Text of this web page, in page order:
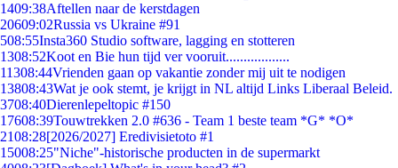
1409:38Aftellen naar de kerstdagen
20609:02Russia vs Ukraine #91
508:55Insta360 Studio software, lagging en stotteren
1308:52Koot en Bie hun tijd ver vooruit..................
11308:44Vrienden gaan op vakantie zonder mij uit te nodigen
13808:43Wat je ook stemt, je krijgt in NL altijd Links Liberaal Beleid.
3708:40Dierenlepeltopic #150
17608:39Touwtrekken 2.0 #636 - Team 1 beste team *G* *O*
2108:28[2026/2027] Eredivisietoto #1
15008:25"Niche"-historische producten in de supermarkt